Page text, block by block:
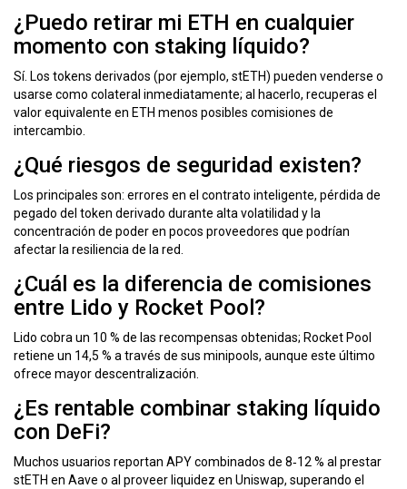
¿Puedo retirar mi ETH en cualquier
momento con staking líquido?
Sí. Los tokens derivados (por ejemplo, stETH) pueden venderse o
usarse como colateral inmediatamente; al hacerlo, recuperas el
valor equivalente en ETH menos posibles comisiones de
intercambio.
¿Qué riesgos de seguridad existen?
Los principales son: errores en el contrato inteligente, pérdida de
pegado del token derivado durante alta volatilidad y la
concentración de poder en pocos proveedores que podrían
afectar la resiliencia de la red.
¿Cuál es la diferencia de comisiones
entre Lido y Rocket Pool?
Lido cobra un 10 % de las recompensas obtenidas; Rocket Pool
retiene un 14,5 % a través de sus minipools, aunque este último
ofrece mayor descentralización.
¿Es rentable combinar staking líquido
con DeFi?
Muchos usuarios reportan APY combinados de 8‑12 % al prestar
stETH en Aave o al proveer liquidez en Uniswap, superando el